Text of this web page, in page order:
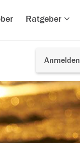
Ratgeber
Anmelden